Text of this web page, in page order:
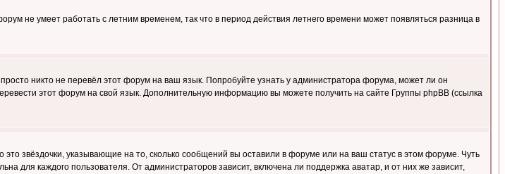
не умеет работать с летним временем, так что в период действия летнего времени может появляться разница в
никто не перевёл этот форум на ваш язык. Попробуйте узнать у администратора форума, может ли он
этот форум на свой язык. Дополнительную информацию вы можете получить на сайте Группы phpBB (ссылка
звёздочки, указывающие на то, сколько сообщений вы оставили в форуме или на ваш статус в этом форуме. Чуть
для каждого пользователя. От администраторов зависит, включена ли поддержка аватар, и от них же зависит,